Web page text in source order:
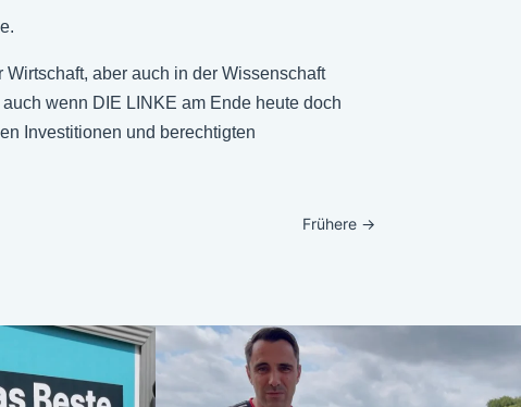
aber auch in der Wissenschaft
wenn DIE LINKE am Ende heute doch
Investitionen und berechtigten
Frühere→